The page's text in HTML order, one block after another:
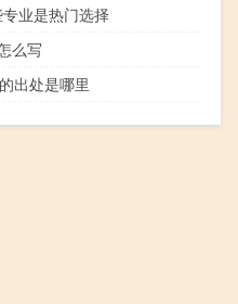
业是热门选择
么写
出处是哪里